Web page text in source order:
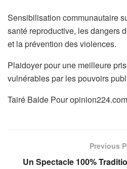
Sensibilisation communautaire
santé reproductive, les dangers
et la prévention des violences.
Plaidoyer pour une meilleure
vulnérables par les pouvoirs
Tairé Balde Pour
Previous
Un Spectacle 100%